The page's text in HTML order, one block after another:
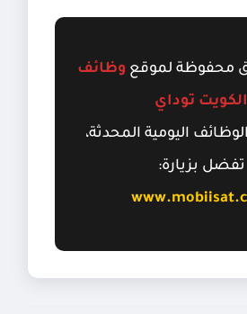
محفوظة لموقع وظائف
الكويت توداي
اليومية المحدثة،
تفضل بزيارة: